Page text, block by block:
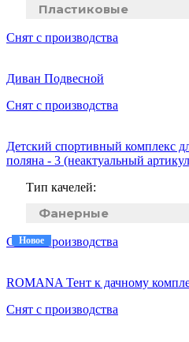
Пластиковые
Снят с производства
Диван Подвесной
Снят с производства
Детский спортивный комплекс
поляна - 3 (неактуальный
Тип качелей:
Фанерные
Новое
Новое
Снят с производства
ROMANA Тент к дачному
Снят с производства